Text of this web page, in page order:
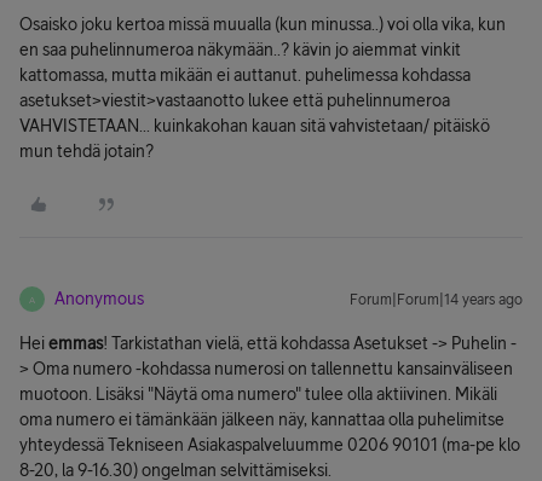
Osaisko joku kertoa missä muualla (kun minussa..) voi olla vika, kun
en saa puhelinnumeroa näkymään..? kävin jo aiemmat vinkit
kattomassa, mutta mikään ei auttanut. puhelimessa kohdassa
asetukset>viestit>vastaanotto lukee että puhelinnumeroa
VAHVISTETAAN... kuinkakohan kauan sitä vahvistetaan/ pitäiskö
mun tehdä jotain?
A Anonymous Forum|Forum|14 years ago
Heiemmas! Tarkistathan vielä, että kohdassa Asetukset -> Puhelin -
> Oma numero -kohdassa numerosi on tallennettu kansainväliseen
muotoon. Lisäksi "Näytä oma numero" tulee olla aktiivinen. Mikäli
oma numero ei tämänkään jälkeen näy, kannattaa olla puhelimitse
yhteydessä Tekniseen Asiakaspalveluumme 0206 90101 (ma-pe klo
8-20, la 9-16.30) ongelman selvittämiseksi.